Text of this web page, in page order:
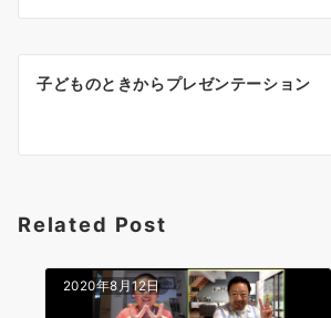
ビ
ン
子どものときからプレゼンテーション
Related Post
2020年8月12日